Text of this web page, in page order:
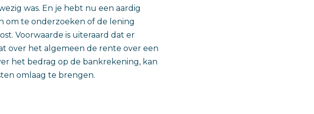
was. En je hebt nu een aardig
om te onderzoeken of de lening
Voorwaarde is uiteraard dat er
over het algemeen de rente over een
het bedrag op de bankrekening, kan
omlaag te brengen.